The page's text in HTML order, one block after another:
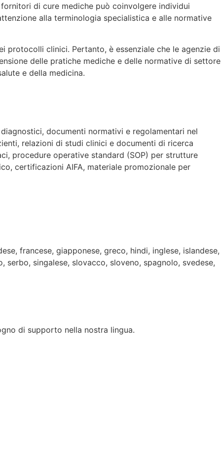
di cure mediche può coinvolgere individui
alla terminologia specialistica e alle normative
protocolli clinici. Pertanto, è essenziale che le agenzie di
delle pratiche mediche e delle normative di settore
e della medicina.
documenti normativi e regolamentari nel
relazioni di studi clinici e documenti di ricerca
procedure operative standard (SOP) per strutture
certificazioni AIFA, materiale promozionale per
francese, giapponese, greco, hindi, inglese, islandese,
singalese, slovacco, sloveno, spagnolo, svedese,
di supporto nella nostra lingua.